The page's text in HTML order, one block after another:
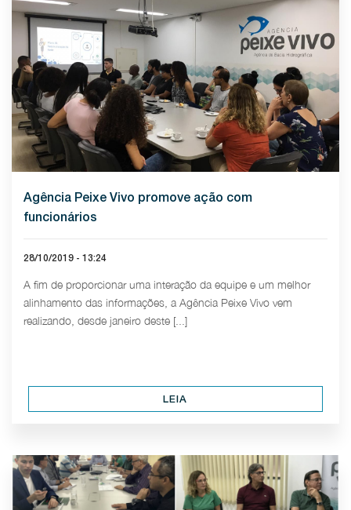
Agência Peixe Vivo promove ação com
funcionários
28/10/2019 - 13:24
A fim de proporcionar uma interação da equipe e um melhor
alinhamento das informações, a Agência Peixe Vivo vem
realizando, desde janeiro deste [...]
LEIA